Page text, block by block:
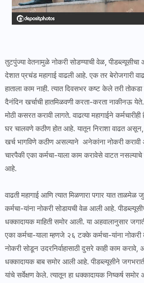
तुटपुंज्या वेतनामुळे नोकरी सोडण्याची वेळ, पीडब्ल्यूसीचा
देशात प्रचंड महागाई वाढली आहे. एक तर बेरोजगारी
हाताला काम नाही. त्यात दिवसभर कष्ट केले तरी तोकडा
दैनंदिन खर्चाची हातमिळवणी करता-करता नाकीनऊ
मोठी कसरत करावी लागते. वाढत्या महागाईने
घर चालवणे कठीण होत आहे. यातून निराशा वाढत
खर्च भागविणे कठीण असल्याने अनेकांना नोकरी करावी
चारपैकी एका कर्मचा-याला काम करावेसे वाटत
आहे.
वाढती महागाई आणि त्यात मिळणारा पगार यात
कर्मचा-यांना नोकरी सोडायची वेळ आली आहे.
धक्कादायक माहिती समोर आली. या अहवालानुसार
एका कर्मचा-याला म्हणजे २६ टक्के कर्मचा-यांना नोकरी
नोकरी सोडून उदरनिर्वाहासाठी दुसरे काही काम
धक्कादायक बाब समोर आली आहे. पीडब्ल्यूसीने
यांचे सर्वेक्षण केले. त्यातून हा धक्कादायक निष्कर्ष